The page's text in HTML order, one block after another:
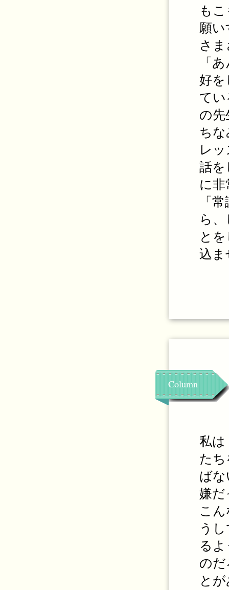
も
願
さ
「
好
て
の
ち
レ
話を
に
「
ら
と
込ま
Column
私は
たち
ば
嫌だ
こ
う
る
の
と